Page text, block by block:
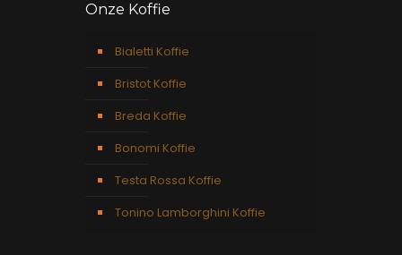
Onze Koffie
Bialetti Koffie
Bristot Koffie
Breda Koffie
Bonomi Koffie
Testa Rossa Koffie
Tonino Lamborghini Koffie